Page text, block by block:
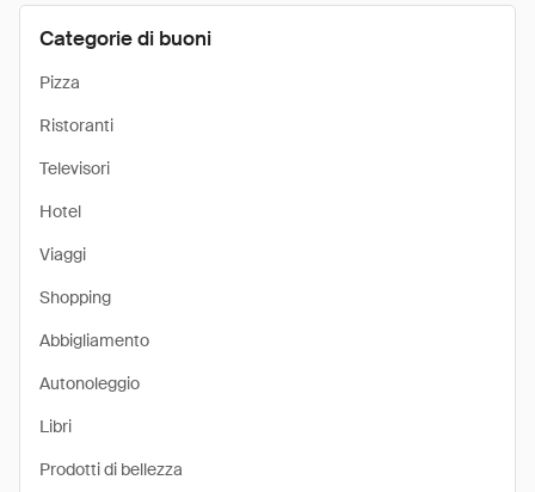
Categorie di buoni
Pizza
Ristoranti
Televisori
Hotel
Viaggi
Shopping
Abbigliamento
Autonoleggio
Libri
Prodotti di bellezza